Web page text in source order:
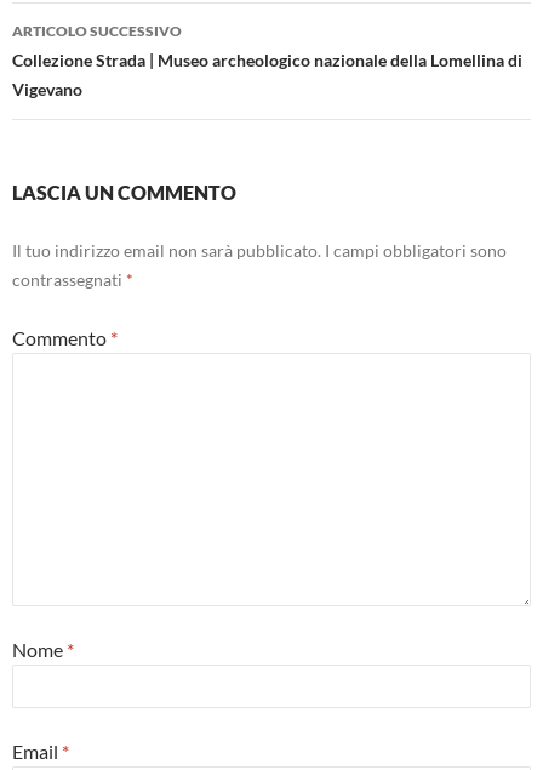
ARTICOLO SUCCESSIVO
Collezione Strada | Museo archeologico nazionale della Lomellina di
Vigevano
LASCIA UN COMMENTO
Il tuo indirizzo email non sarà pubblicato. I campi obbligatori sono
contrassegnati *
Commento *
Nome *
Email *